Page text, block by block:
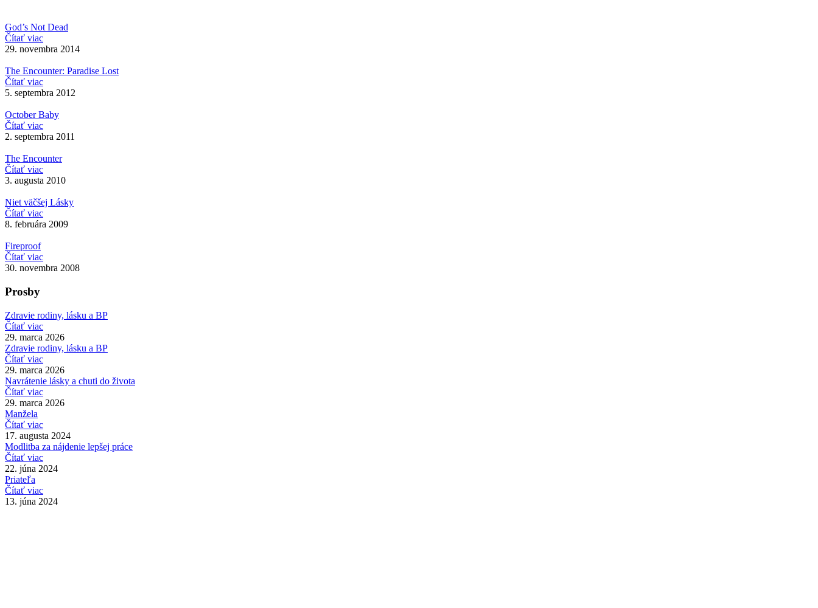
God’s Not Dead
Čítať viac
29. novembra 2014
The Encounter: Paradise Lost
Čítať viac
5. septembra 2012
October Baby
Čítať viac
2. septembra 2011
The Encounter
Čítať viac
3. augusta 2010
Niet väčšej Lásky
Čítať viac
8. februára 2009
Fireproof
Čítať viac
30. novembra 2008
Prosby
Zdravie rodiny, lásku a BP
Čítať viac
29. marca 2026
Zdravie rodiny, lásku a BP
Čítať viac
29. marca 2026
Navrátenie lásky a chuti do života
Čítať viac
29. marca 2026
Manžela
Čítať viac
17. augusta 2024
Modlitba za nájdenie lepšej práce
Čítať viac
22. júna 2024
Priateľa
Čítať viac
13. júna 2024